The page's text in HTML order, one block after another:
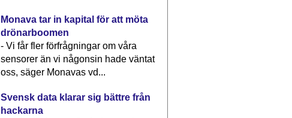
Monava tar in kapital för att möta
drönarboomen
- Vi får fler förfrågningar om våra
sensorer än vi någonsin hade väntat
oss, säger Monavas vd...
Svensk data klarar sig bättre från
hackarna